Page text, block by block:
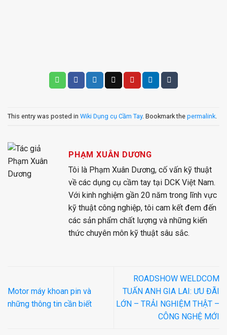
This entry was posted in Wiki Dụng cụ Cầm Tay. Bookmark the permalink
PHẠM XUÂN DƯƠNG
Tôi là Phạm Xuân Dương, cố vấn kỹ thuật
về các dụng cụ cầm tay tại DCK Việt Nam.
Với kinh nghiệm gần 20 năm trong lĩnh vực
kỹ thuật công nghiệp, tôi cam kết đem đến
các sản phẩm chất lượng và những kiến
thức chuyên môn kỹ thuật sâu sắc.
Motor máy khoan pin và
những thông tin cần biết
ROADSHOW WELDCOM
TUẤN ANH GIA LAI: ƯU ĐÃI
LỚN – TRẢI NGHIỆM THẬT –
CÔNG NGHỆ MỚI